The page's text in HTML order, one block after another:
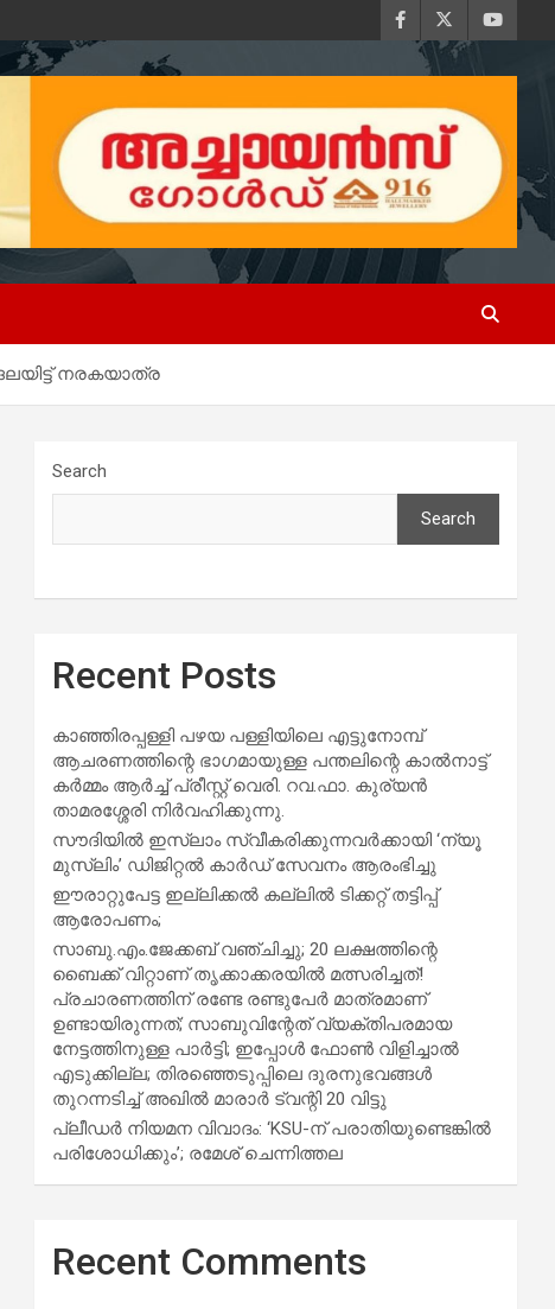
നരകയാത്ര
Search
Search
Recent Posts
കാഞ്ഞിരപ്പള്ളി പഴയ പള്ളിയിലെ എട്ടുനോമ്പ്
ആചരണത്തിന്റെ ഭാഗമായുള്ള പന്തലിന്റെ കാൽനാട്ട്
കർമ്മം ആർച്ച് പ്രീസ്റ്റ് വെരി. റവ.ഫാ. കുര്യൻ
താമരശ്ശേരി നിർവഹിക്കുന്നു.
സൗദിയില്‍ ഇസ്‌ലാം സ്വീകരിക്കുന്നവര്‍ക്കായി ‘ന്യൂ
മുസ്ലിം’ ഡിജിറ്റല്‍ കാര്‍ഡ് സേവനം ആരംഭിച്ചു
ഈരാറ്റുപേട്ട ഇല്ലിക്കൽ കല്ലിൽ ടിക്കറ്റ് തട്ടിപ്പ്
ആരോപണം;
സാബു.എം.ജേക്കബ് വഞ്ചിച്ചു; 20 ലക്ഷത്തിന്റെ
ബൈക്ക് വിറ്റാണ് തൃക്കാക്കരയില്‍ മത്സരിച്ചത്!
പ്രചാരണത്തിന് രണ്ടേ രണ്ടുപേര്‍ മാത്രമാണ്
ഉണ്ടായിരുന്നത്; സാബുവിന്റേത് വ്യക്തിപരമായ
നേട്ടത്തിനുള്ള പാര്‍ട്ടി; ഇപ്പോള്‍ ഫോണ്‍ വിളിച്ചാല്‍
എടുക്കില്ല; തിരഞ്ഞെടുപ്പിലെ ദുരനുഭവങ്ങള്‍
തുറന്നടിച്ച് അഖില്‍ മാരാര്‍ ട്വന്റി 20 വിട്ടു
പ്ലീഡർ നിയമന വിവാദം: ‘KSU-ന് പരാതിയുണ്ടെങ്കിൽ
പരിശോധിക്കും’; രമേശ് ചെന്നിത്തല
Recent Comments